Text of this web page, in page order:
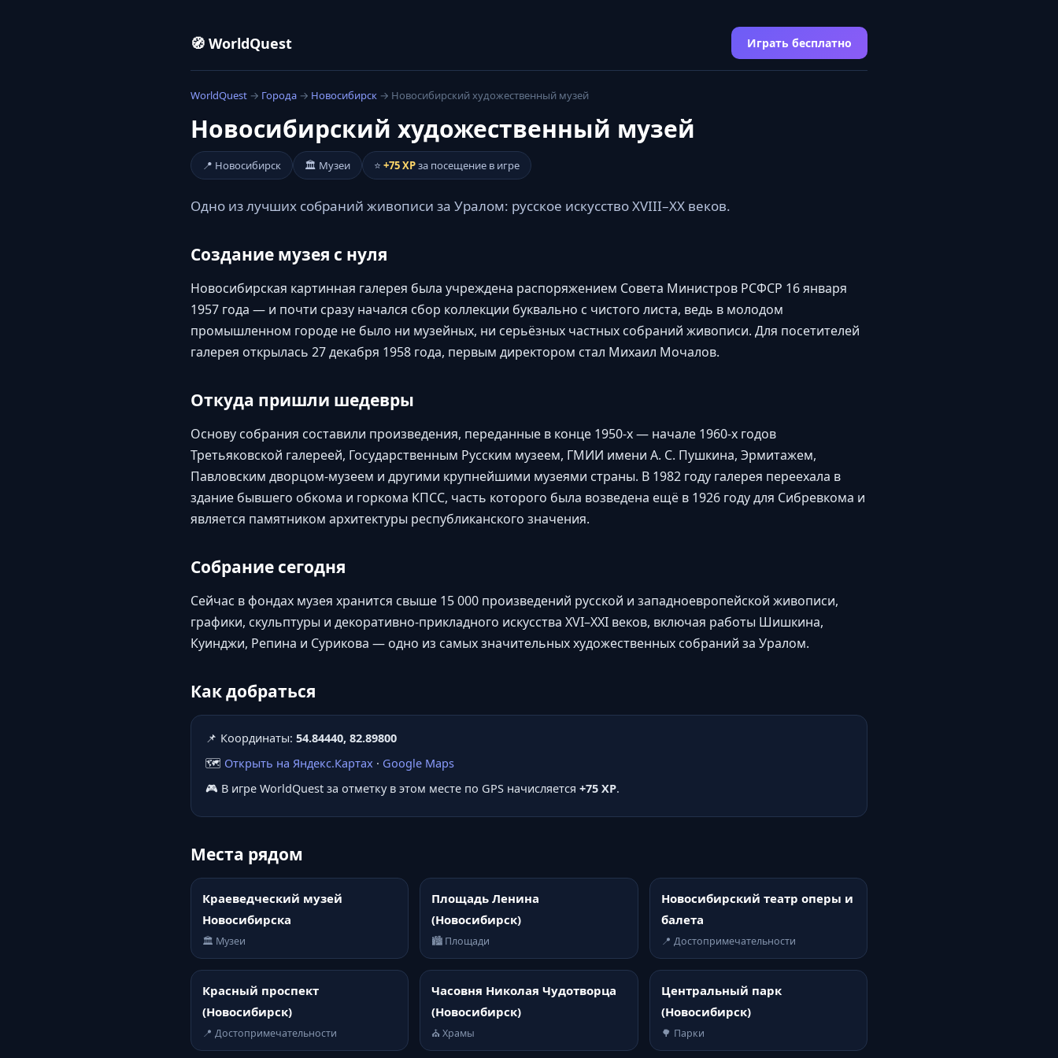
🧭 WorldQuest Играть бесплатно
WorldQuest → Города → Новосибирск → Новосибирский художественный музей
Новосибирский художественный музей
📍 Новосибирск 🏛️ Музеи ⭐ +75 XPза посещение в игре
Одно из лучших собраний живописи за Уралом: русское искусство XVIII–XX веков.
Создание музея с нуля
Новосибирская картинная галерея была учреждена распоряжением Совета Министров РСФСР 16 января
1957 года — и почти сразу начался сбор коллекции буквально с чистого листа, ведь в молодом
промышленном городе не было ни музейных, ни серьёзных частных собраний живописи. Для посетителей
галерея открылась 27 декабря 1958 года, первым директором стал Михаил Мочалов.
Откуда пришли шедевры
Основу собрания составили произведения, переданные в конце 1950-х — начале 1960-х годов
Третьяковской галереей, Государственным Русским музеем, ГМИИ имени А. С. Пушкина, Эрмитажем,
Павловским дворцом-музеем и другими крупнейшими музеями страны. В 1982 году галерея переехала в
здание бывшего обкома и горкома КПСС, часть которого была возведена ещё в 1926 году для Сибревкома и
является памятником архитектуры республиканского значения.
Собрание сегодня
Сейчас в фондах музея хранится свыше 15 000 произведений русской и западноевропейской живописи,
графики, скульптуры и декоративно-прикладного искусства XVI–XXI веков, включая работы Шишкина,
Куинджи, Репина и Сурикова — одно из самых значительных художественных собраний за Уралом.
Как добраться
📌 Координаты: 54.84440, 82.89800
🗺️ Открыть на Яндекс.Картах · Google Maps
🎮 В игре WorldQuest за отметку в этом месте по GPS начисляется +75 XP.
Места рядом
Краеведческий музей
Новосибирска
🏛️ Музеи
Площадь Ленина
(Новосибирск)
🏙️ Площади
Новосибирский театр оперы и
балета
📍 Достопримечательности
Красный проспект
(Новосибирск)
📍 Достопримечательности
Часовня Николая Чудотворца
(Новосибирск)
⛪ Храмы
Центральный парк
(Новосибирск)
🌳 Парки